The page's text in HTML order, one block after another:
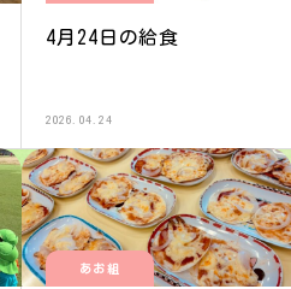
4月24日の給食
2026.04.24
あお組